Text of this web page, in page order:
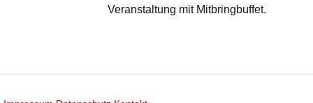
Veranstaltung mit Mitbringbuffet.